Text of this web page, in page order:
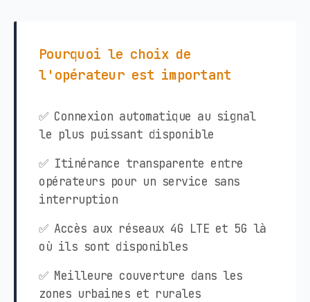
Pourquoi le choix de
l'opérateur est important
✅ Connexion automatique au signal
le plus puissant disponible
✅ Itinérance transparente entre
opérateurs pour un service sans
interruption
✅ Accès aux réseaux 4G LTE et 5G là
où ils sont disponibles
✅ Meilleure couverture dans les
zones urbaines et rurales